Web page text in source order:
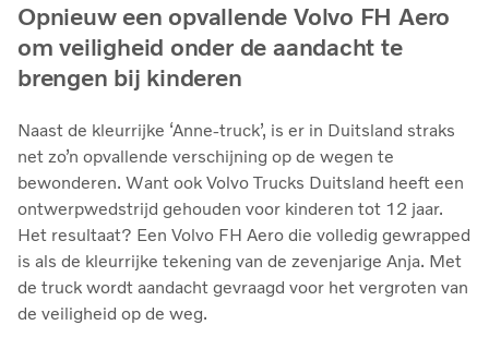
Opnieuw een opvallende Volvo FH Aero
om veiligheid onder de aandacht te
brengen bij kinderen
Naast de kleurrijke ‘Anne-truck’, is er in Duitsland straks
net zo’n opvallende verschijning op de wegen te
bewonderen. Want ook Volvo Trucks Duitsland heeft een
ontwerpwedstrijd gehouden voor kinderen tot 12 jaar.
Het resultaat? Een Volvo FH Aero die volledig gewrapped
is als de kleurrijke tekening van de zevenjarige Anja. Met
de truck wordt aandacht gevraagd voor het vergroten van
de veiligheid op de weg.